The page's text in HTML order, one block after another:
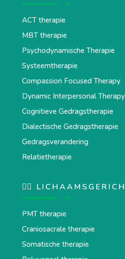
ACT therapie
MBT therapie
Psychodynamische Therapie
Systeemtherapie
Compassion Focused Therapy
Dynamic Interpersonal Therapy
Cognitieve Gedragstherapie
Dialectische Gedragstherapie
Gedragsverandering
Relatietherapie
💆‍♂️
PMT therapie
Craniosacrale therapie
Somatische therapie